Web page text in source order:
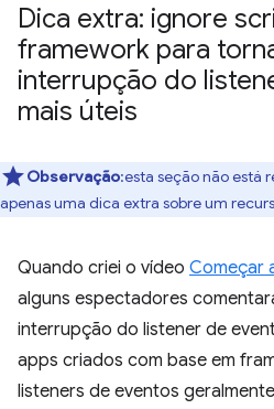
Dica extra: ignore
framework para
interrupção do
mais úteis
Observação:esta seção não está
apenas uma dica extra sobre um
Quando criei o vídeo Começar
alguns espectadores
interrupção do listener de
apps criados com base em
listeners de eventos